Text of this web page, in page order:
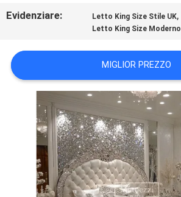
CHI
FATORY
TOUR
CONTATTACI
NOTIZIE
Evidenziare:
Letto King Size Stile UK,
Letto King Size Moderno
MIGLIOR PREZZO